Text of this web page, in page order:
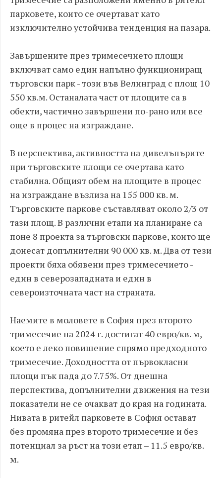
парковете, които се очертават като
изключително устойчива тенденция на пазара.
Завършените през тримесечието площи
включват само един напълно функциониращ
търговски парк - този във Велинград с площ 10
550 кв.м. Останалата част от площите са в
обекти, частично завършени по-рано или все
още в процес на изграждане.
В перспектива, активността на дивелъпърите
при търговските площи се очертава като
стабилна. Общият обем на площите в процес
на изграждане възлиза на 155 000 кв. м.
Търговските паркове съставляват около 2/3 от
тази площ. В различни етапи на планиране са
поне 8 проекта за търговски паркове, които ще
донесат допълнителни 90 000 кв. м. Два от тези
проекти бяха обявени през тримесечието -
един в северозападната и един в
североизточната част на страната.
Наемите в моловете в София през второто
тримесечие на 2024 г. достигат 40 евро/кв. м,
което е леко повишение спрямо предходното
тримесечие. Доходността от първокласни
площи пък пада до 7.75%. От днешна
перспектива, допълнителни движения на тези
показатели не се очакват до края на годината.
Нивата в ритейл парковете в София остават
без промяна през второто тримесечие и без
потенциал за ръст на този етап – 11.5 евро/кв.
м.